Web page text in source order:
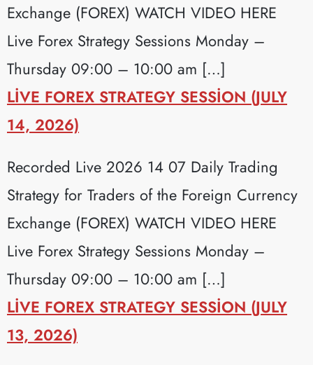
Exchange (FOREX) WATCH VIDEO HERE
Live Forex Strategy Sessions Monday –
Thursday 09:00 – 10:00 am […]
LIVE FOREX STRATEGY SESSION (JULY
14, 2026)
Recorded Live 2026 14 07 Daily Trading
Strategy for Traders of the Foreign Currency
Exchange (FOREX) WATCH VIDEO HERE
Live Forex Strategy Sessions Monday –
Thursday 09:00 – 10:00 am […]
LIVE FOREX STRATEGY SESSION (JULY
13, 2026)